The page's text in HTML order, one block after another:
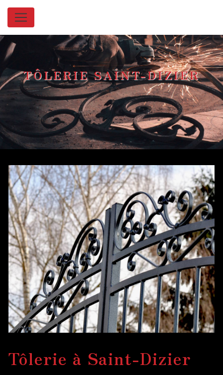
Panneau de gestion des cookies
TÔLERIE SAINT-DIZIER
Tôlerie à Saint-Dizier